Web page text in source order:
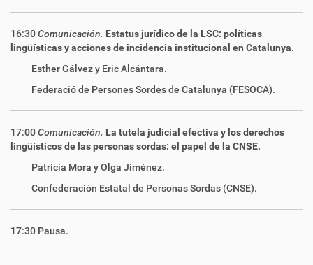
16:30Comunicación. Estatus jurídico de la LSC: políticas
lingüísticas y acciones de incidencia institucional en Catalunya.
Esther Gálvez y Eric Alcántara.
Federació de Persones Sordes de Catalunya (FESOCA).
17:00Comunicación. La tutela judicial efectiva y los derechos
lingüísticos de las personas sordas: el papel de la CNSE.
Patricia Mora y Olga Jiménez.
Confederación Estatal de Personas Sordas (CNSE).
17:30 Pausa.